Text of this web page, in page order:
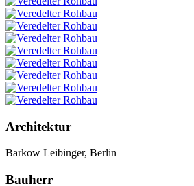
Architektur
Barkow Leibinger, Berlin
Bauherr